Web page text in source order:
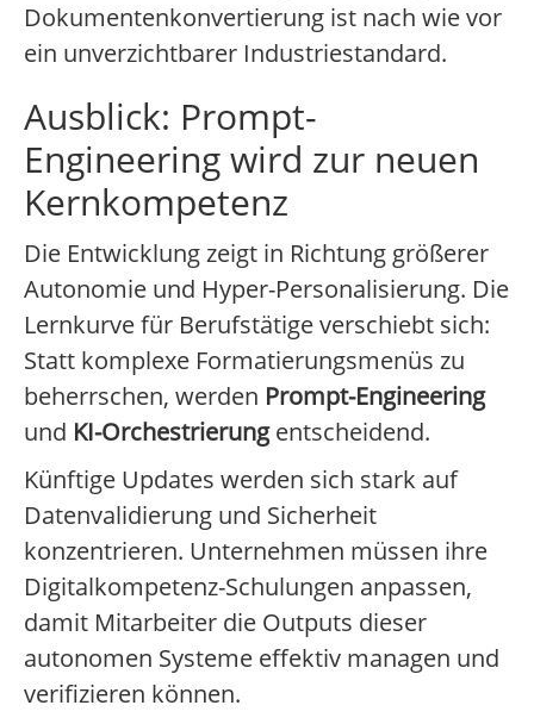
Dokumentenkonvertierung ist nach wie vor
ein unverzichtbarer Industriestandard.
Ausblick: Prompt-
Engineering wird zur neuen
Kernkompetenz
Die Entwicklung zeigt in Richtung größerer
Autonomie und Hyper-Personalisierung. Die
Lernkurve für Berufstätige verschiebt sich:
Statt komplexe Formatierungsmenüs zu
beherrschen, werden Prompt-Engineering
und KI-Orchestrierungentscheidend.
Künftige Updates werden sich stark auf
Datenvalidierung und Sicherheit
konzentrieren. Unternehmen müssen ihre
Digitalkompetenz-Schulungen anpassen,
damit Mitarbeiter die Outputs dieser
autonomen Systeme effektiv managen und
verifizieren können.